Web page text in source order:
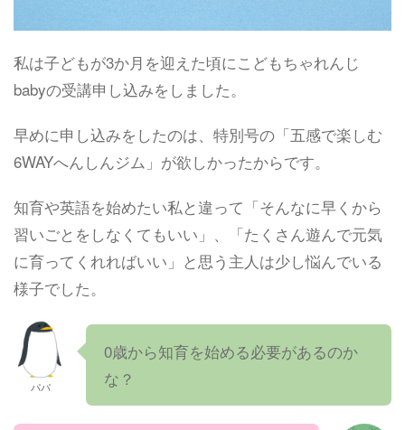
私は子どもが3か月を迎えた頃にこどもちゃれんじ
babyの受講申し込みをしました。
早めに申し込みをしたのは、特別号の「五感で楽しむ
6WAYへんしんジム」が欲しかったからです。
知育や英語を始めたい私と違って「そんなに早くから
習いごとをしなくてもいい」、「たくさん遊んで元気
に育ってくれればいい」と思う主人は少し悩んでいる
様子でした。
パパ
0歳から知育を始める必要があるのか
な？